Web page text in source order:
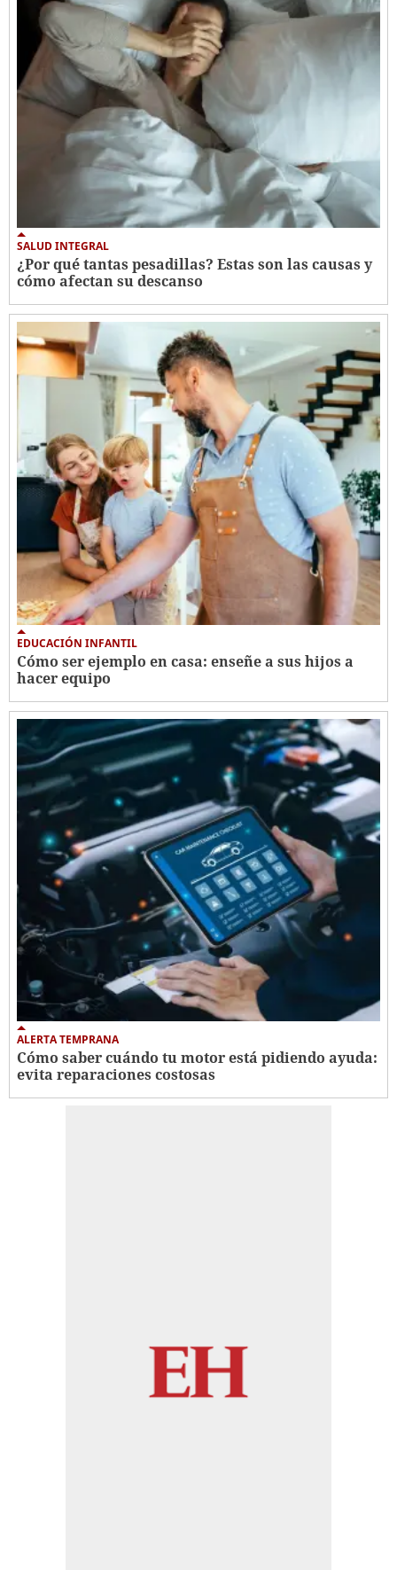
SALUD INTEGRAL
¿Por qué tantas pesadillas? Estas son las causas y
cómo afectan su descanso
EDUCACIÓN INFANTIL
Cómo ser ejemplo en casa: enseñe a sus hijos a
hacer equipo
ALERTA TEMPRANA
Cómo saber cuándo tu motor está pidiendo ayuda:
evita reparaciones costosas